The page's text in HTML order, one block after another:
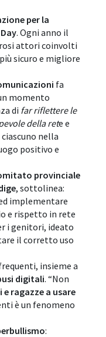
per la
. Ogni anno il
attori coinvolti
sicuro e migliore
fa
momento
di far riflettere le
della rete e
nella
positivo e
provinciale
, sottolinea:
implementare
e rispetto in rete
i genitori, ideato
il corretto uso
insieme a
digitali. “Non
ragazze a usare
è un fenomeno
: